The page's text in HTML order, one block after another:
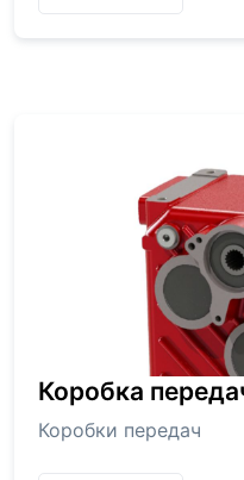
Коробка
Коробки передач